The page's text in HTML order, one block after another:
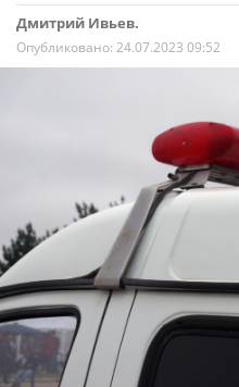
Дмитрий Ивьев.
Опубликовано: 24.07.2023 09:52